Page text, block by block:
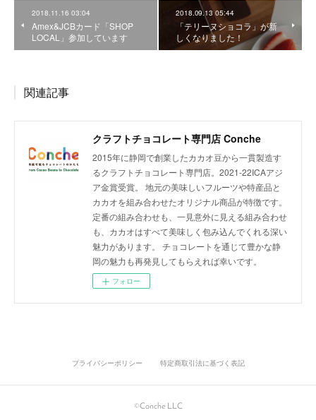
2018.11.16 03:04
Amex&JCBカード「SHOP
LOCAL」参加しています
2018.09.13 05:44
「テリーヌショコラ」が新
しくなりました！
関連記事
クラフトチョコレート専門店 Conche
2015年に静岡で創業したカカオ豆から一貫製造す
るクラフトチョコレート専門店。2021-22ICAアジ
ア金賞受賞。 地元の美味しいフルーツや特産品と
カカオを組み合わせたオリジナル商品が特徴です。
定番の組み合わせも、一見意外に見える組み合わせ
も、カカオはすべて美味しく包み込んでくれる深い
魅力があります。 チョコレートを通じて豊かな静
岡の魅力も再発見してもらえれば幸いです。
フォロー
プライバシーポリシー 特定商取引法に基づく表記
©Conche LLC